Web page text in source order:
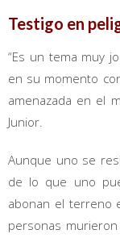
Testigo en
“Es un tema muy
en su momento
amenazada en el
Junior.
Aunque uno se
de lo que uno
abonan el terreno
personas